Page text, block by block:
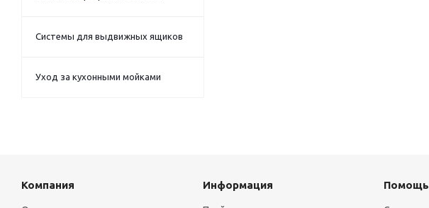
Системы для выдвижных ящиков
Уход за кухонными мойками
Компания Информация Помощь